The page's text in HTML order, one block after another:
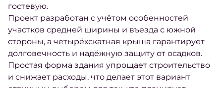
гостевую.
Проект разработан с учётом особенностей
участков средней ширины и въезда с южной
стороны, а четырёхскатная крыша гарантирует
долговечность и надёжную защиту от осадков.
Простая форма здания упрощает строительство
и снижает расходы, что делает этот вариант